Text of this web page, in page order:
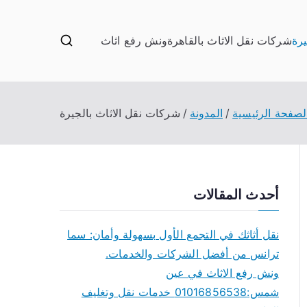
شركات نقل الاثاث بالقاهرةونش رفع اثاث
الرئيسية المدونة شركات نقل الاثاث بالجيرة
أحدث المقالات
نقل أثاثك في التجمع الأول بسهولة وأمان: سما
ترانس من أفضل الشركات والخدمات.
ونش رفع الاثاث في عين
شمس:01016856538 خدمات نقل وتغليف